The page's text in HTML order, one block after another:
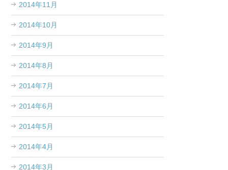
2014年11月
2014年10月
2014年9月
2014年8月
2014年7月
2014年6月
2014年5月
2014年4月
2014年3月